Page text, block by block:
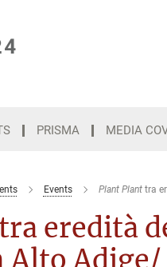
PRISMA MEDIA
Events Plant Plant tra
tra eredità
Alto